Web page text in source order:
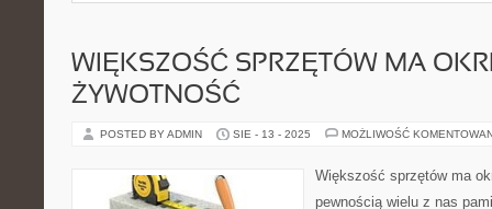
WIĘKSZOŚĆ SPRZĘTÓW MA
ŻYWOTNOŚĆ
POSTED BY ADMIN SIE - 13 - 2025 MOŻLIWOŚĆ
Większość sprzętów ma
pewnością wielu z nas